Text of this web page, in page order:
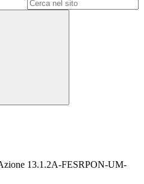
13.1.2A-FESRPON-UM-